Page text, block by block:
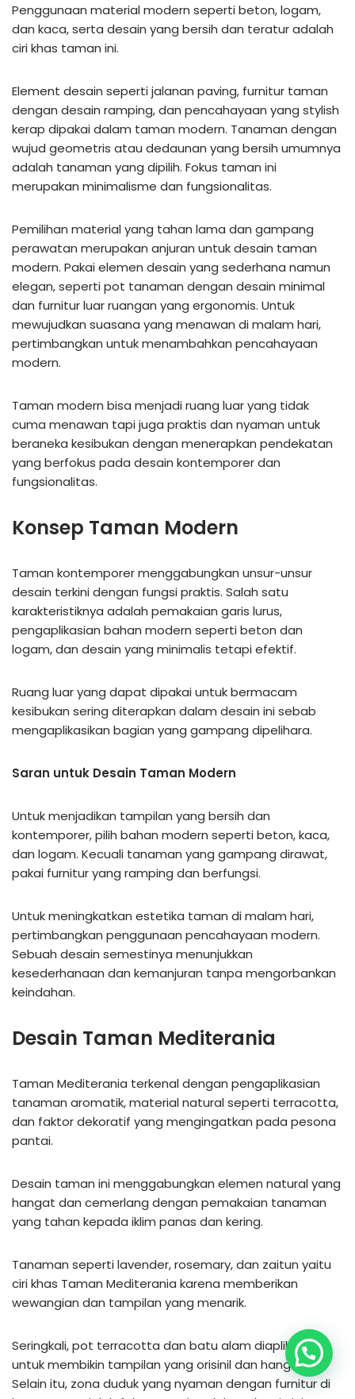
Penggunaan material modern seperti beton, logam,
dan kaca, serta desain yang bersih dan teratur adalah
ciri khas taman ini.
Element desain seperti jalanan paving, furnitur taman
dengan desain ramping, dan pencahayaan yang stylish
kerap dipakai dalam taman modern. Tanaman dengan
wujud geometris atau dedaunan yang bersih umumnya
adalah tanaman yang dipilih. Fokus taman ini
merupakan minimalisme dan fungsionalitas.
Pemilihan material yang tahan lama dan gampang
perawatan merupakan anjuran untuk desain taman
modern. Pakai elemen desain yang sederhana namun
elegan, seperti pot tanaman dengan desain minimal
dan furnitur luar ruangan yang ergonomis. Untuk
mewujudkan suasana yang menawan di malam hari,
pertimbangkan untuk menambahkan pencahayaan
modern.
Taman modern bisa menjadi ruang luar yang tidak
cuma menawan tapi juga praktis dan nyaman untuk
beraneka kesibukan dengan menerapkan pendekatan
yang berfokus pada desain kontemporer dan
fungsionalitas.
Konsep Taman Modern
Taman kontemporer menggabungkan unsur-unsur
desain terkini dengan fungsi praktis. Salah satu
karakteristiknya adalah pemakaian garis lurus,
pengaplikasian bahan modern seperti beton dan
logam, dan desain yang minimalis tetapi efektif.
Ruang luar yang dapat dipakai untuk bermacam
kesibukan sering diterapkan dalam desain ini sebab
mengaplikasikan bagian yang gampang dipelihara.
Saran untuk Desain Taman Modern
Untuk menjadikan tampilan yang bersih dan
kontemporer, pilih bahan modern seperti beton, kaca,
dan logam. Kecuali tanaman yang gampang dirawat,
pakai furnitur yang ramping dan berfungsi.
Untuk meningkatkan estetika taman di malam hari,
pertimbangkan penggunaan pencahayaan modern.
Sebuah desain semestinya menunjukkan
kesederhanaan dan kemanjuran tanpa mengorbankan
keindahan.
Desain Taman Mediterania
Taman Mediterania terkenal dengan pengaplikasian
tanaman aromatik, material natural seperti terracotta,
dan faktor dekoratif yang mengingatkan pada pesona
pantai.
Desain taman ini menggabungkan elemen natural yang
hangat dan cemerlang dengan pemakaian tanaman
yang tahan kepada iklim panas dan kering.
Tanaman seperti lavender, rosemary, dan zaitun yaitu
ciri khas Taman Mediterania karena memberikan
wewangian dan tampilan yang menarik.
Seringkali, pot terracotta dan batu alam diaplikasikan
untuk membikin tampilan yang orisinil dan hangat.
Selain itu, zona duduk yang nyaman dengan furnitur di